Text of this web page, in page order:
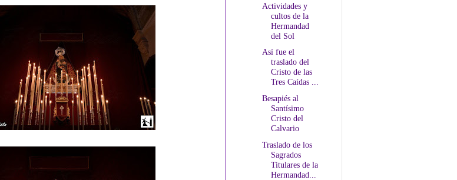
Actividades y
cultos de la
Hermandad
del Sol
Así fue el
traslado del
Cristo de las
Tres Caídas ...
Besapiés al
Santísimo
Cristo del
Calvario
Traslado de los
Sagrados
Titulares de la
Hermandad...